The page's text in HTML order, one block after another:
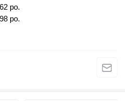
po.
po.